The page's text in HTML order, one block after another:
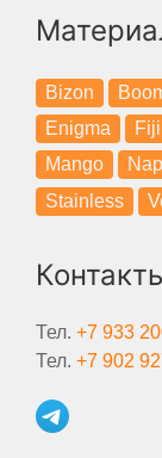
Bizon
Enigma
Fiji
Mango
Stainless
Тел. +7 933
Тел. +7 902